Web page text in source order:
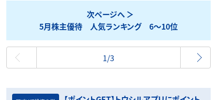
次ページへ
5月株主優待 人気ランキング 6～10位
最初
1/3